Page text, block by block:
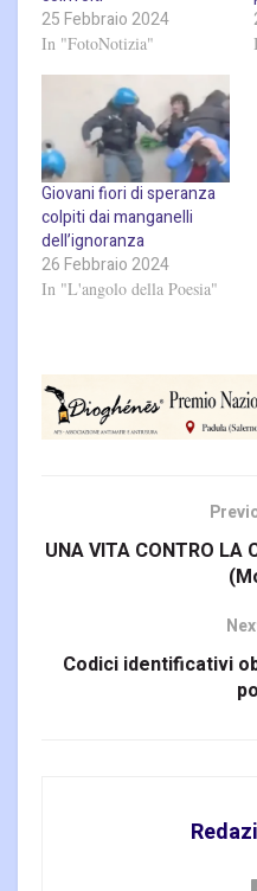
25 Febbraio 2024
In "FotoNotizia"
Giovani fiori di speranza
colpiti dai manganelli
dell’ignoranza
26 Febbraio 2024
In "L'angolo della Poesia"
UNA VITA CONTRO LA
Codici identificativi